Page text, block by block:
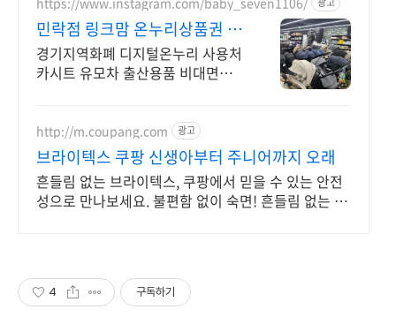
민락점 링크맘 온누리상품권 최
대 10%할인
경기지역화폐 디지털온누리 사용처
카시트 유모차 출산용품 비대면구
http://m.coupang.com 광고
브라이텍스 쿠팡 신생아부터 주니어까지 오래
흔들림 없는 브라이텍스, 쿠팡에서 믿을 수 있는 안전
성으로 만나보세요. 불편함 없이 숙면! 흔들림 없는 카
4 구독하기